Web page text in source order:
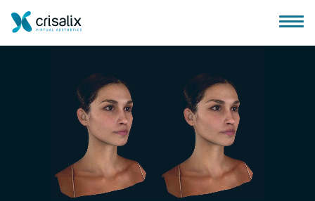
บ้านของหมอผ่าตัด
แพลตฟอร์มธุรกิจ 3D